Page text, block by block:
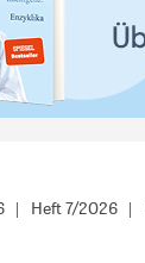
Heft 7/2026